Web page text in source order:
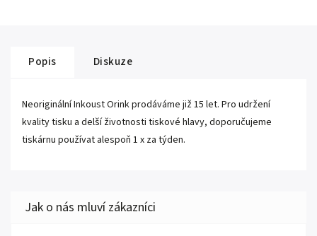
Popis Diskuze
Neoriginální Inkoust Orink prodáváme již 15 let. Pro udržení
kvality tisku a delší životnosti tiskové hlavy, doporučujeme
tiskárnu používat alespoň 1 x za týden.